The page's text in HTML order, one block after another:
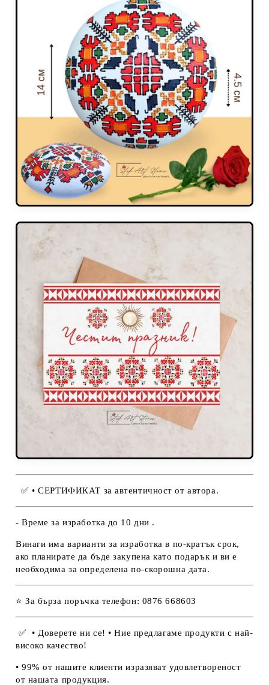
✅ • СЕРТИФИКАТ за автентичност от автора.
- Време за изработка до 10 дни .
Винаги има варианти за изработка в по-кратък срок,
ако планирате да бъде закупена като подарък и ви е
необходима за определена по-скорошна дата.
⭐ За бърза поръчка телефон: 0876 668603
✅
• Доверете ни се! • Ние предлагаме продукти с най-
високо качество!
• 99% от нашите клиенти изразяват удовлетвореност
от нашата продукция.